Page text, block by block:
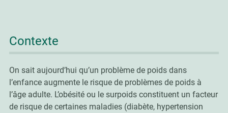
Contexte
On sait aujourd’hui qu’un problème de poids dans
l’enfance augmente le risque de problèmes de poids à
l’âge adulte. L’obésité ou le surpoids constituent un facteur
de risque de certaines maladies (diabète, hypertension